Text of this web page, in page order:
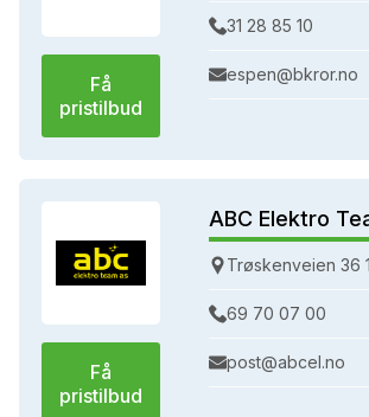
Få
pristilbud
31 28 85 10
espen@bkror.no
Få
pristilbud
ABC Elektro
Trøskenveien 36
69 70 07 00
post@abcel.no